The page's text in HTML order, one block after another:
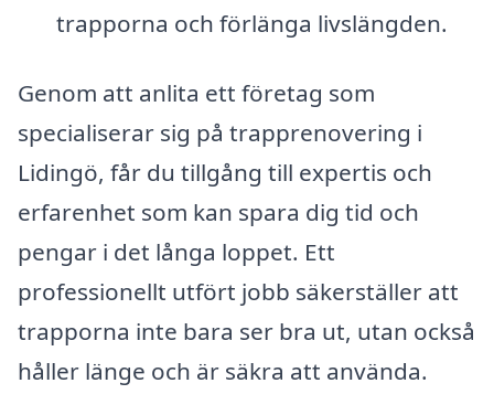
trapporna och förlänga livslängden.
Genom att anlita ett företag som
specialiserar sig på trapprenovering i
Lidingö, får du tillgång till expertis och
erfarenhet som kan spara dig tid och
pengar i det långa loppet. Ett
professionellt utfört jobb säkerställer att
trapporna inte bara ser bra ut, utan också
håller länge och är säkra att använda.